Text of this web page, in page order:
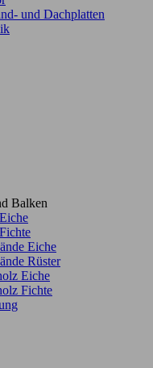
und Dachplatten
Balken
Eiche
Rüster
Eiche
Fichte